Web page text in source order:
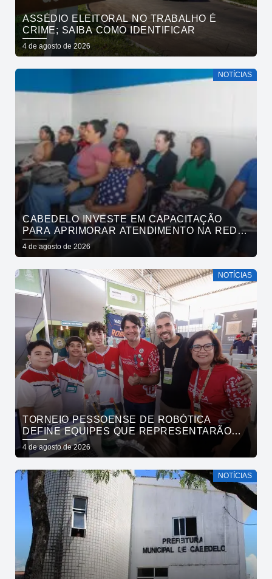
ASSÉDIO ELEITORAL NO TRABALHO É
CRIME; SAIBA COMO IDENTIFICAR
4 de agosto de 2026
NOTÍCIAS
CABEDELO INVESTE EM CAPACITAÇÃO
PARA APRIMORAR ATENDIMENTO NA REDE
DE BARES E RESTAURANTES
4 de agosto de 2026
NOTÍCIAS
TORNEIO PESSOENSE DE ROBÓTICA
DEFINE EQUIPES QUE REPRESENTARÃO
JOÃO PESSOA EM COMPETIÇÕES NACIONAL
E REGIONAL
4 de agosto de 2026
NOTÍCIAS